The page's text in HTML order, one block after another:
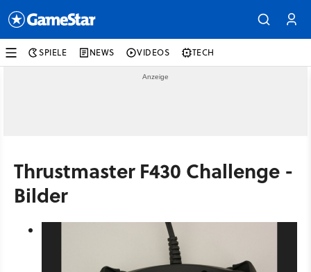
SPIELE NEWS VIDEOS TECH
Thrustmaster F430 Challenge -
Bilder